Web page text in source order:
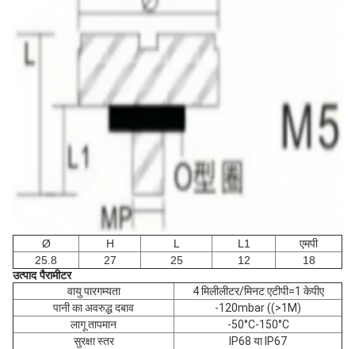
Ø H L L1
एमपी
25.8
27 25 12
18
उत्पाद पैरामीटर
वायु पारगम्यता
4 मिलीलीटर/मिनट एटीपी=1 केपीए
पानी का अवरुद्ध दबाव
-120mbar ((>1M)
लागू तापमान
-50°C-150°C
सुरक्षा स्तर
IP68 या IP67